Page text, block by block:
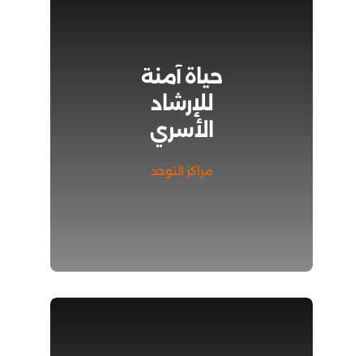
حياة آمنة
للإرشاد
الأسري
مراكز التوحد